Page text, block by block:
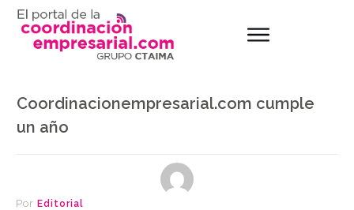
Coordinacionempresarial.com cumple
un año
Por Editorial